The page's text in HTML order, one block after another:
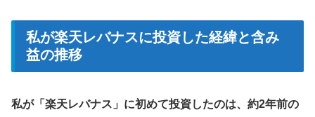
私が楽天レバナスに投資した経緯と含み
益の推移
私が「楽天レバナス」に初めて投資したのは、約2年前の